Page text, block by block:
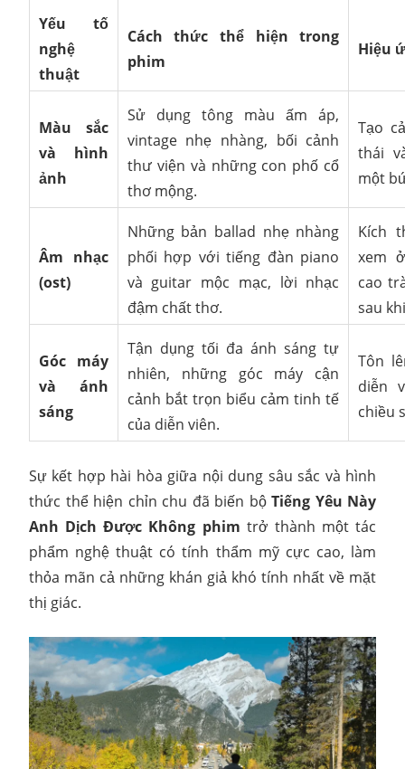
Yếu tố
nghệ
thuật
Cách thức thể hiện trong
phim
Hiệu
Màu sắc
và hình
ảnh
Sử dụng tông màu ấm áp,
vintage nhẹ nhàng, bối cảnh
thư viện và những con phố cổ
thơ mộng.
Tạo
thái
một
Âm nhạc
(ost)
Những bản ballad nhẹ nhàng
phối hợp với tiếng đàn piano
và guitar mộc mạc, lời nhạc
đậm chất thơ.
Kích
xem
cao
sau
Góc máy
và ánh
sáng
Tận dụng tối đa ánh sáng tự
nhiên, những góc máy cận
cảnh bắt trọn biểu cảm tinh tế
của diễn viên.
Tôn
diễn
chiều
Sự kết hợp hài hòa giữa nội dung sâu sắc và hình
thức thể hiện chỉn chu đã biến bộ Tiếng Yêu Này
Anh Dịch Được Không phim trở thành một tác
phẩm nghệ thuật có tính thẩm mỹ cực cao, làm
thỏa mãn cả những khán giả khó tính nhất về mặt
thị giác.